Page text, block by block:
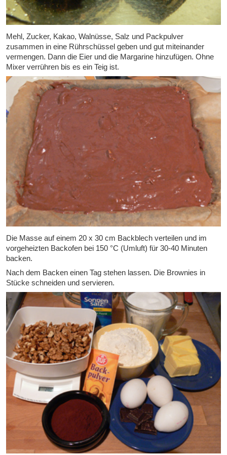
Mehl, Zucker, Kakao, Walnüsse, Salz und Packpulver
zusammen in eine Rührschüssel geben und gut miteinander
vermengen. Dann die Eier und die Margarine hinzufügen. Ohne
Mixer verrühren bis es ein Teig ist.
Die Masse auf einem 20 x 30 cm Backblech verteilen und im
vorgeheizten Backofen bei 150 °C (Umluft) für 30-40 Minuten
backen.
Nach dem Backen einen Tag stehen lassen. Die Brownies in
Stücke schneiden und servieren.